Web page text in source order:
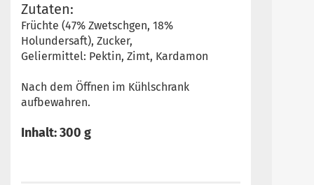
Zutaten:
Früchte (47% Zwetschgen, 18%
Holundersaft), Zucker,
Geliermittel: Pektin, Zimt, Kardamon
Nach dem Öffnen im Kühlschrank
aufbewahren.
Inhalt: 300 g